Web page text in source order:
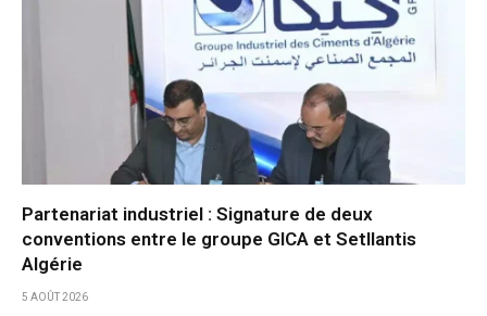
Partenariat industriel : Signature de deux
conventions entre le groupe GICA et Setllantis
Algérie
5 AOÛT 2026